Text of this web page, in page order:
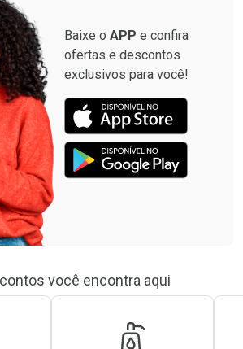
Baixe o APP e confira
ofertas e descontos
exclusivos para você!
você encontra aqui